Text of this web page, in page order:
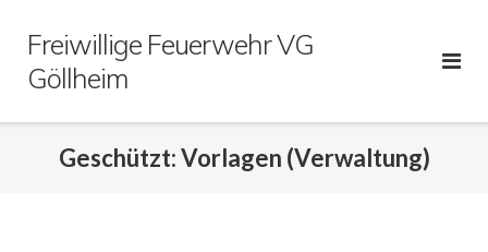
Freiwillige Feuerwehr VG
Göllheim
Geschützt: Vorlagen (Verwaltung)